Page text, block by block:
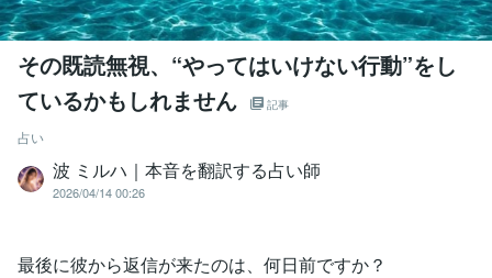
その既読無視、“やってはいけない行動”をし
ているかもしれません
記事
占い
波 ミルハ｜本音を翻訳する占い師
2026/04/14 00:26
最後に彼から返信が来たのは、何日前ですか？